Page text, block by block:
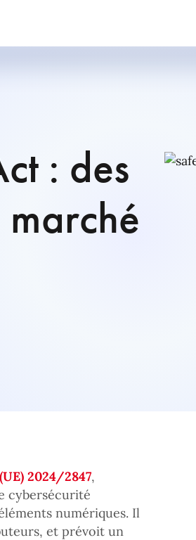
: des
2024/2847,
cybersécurité
numériques. Il
et prévoit un